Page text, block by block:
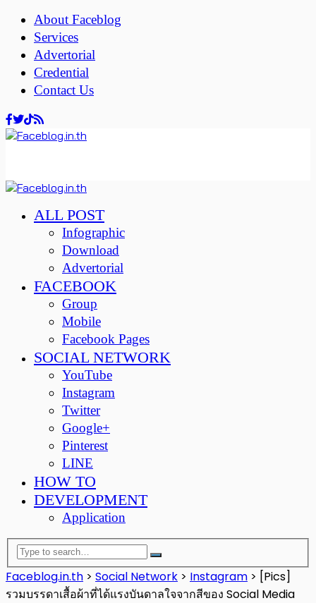
About Faceblog
Services
Advertorial
Credential
Contact Us
ALL POST
Infographic
Download
Advertorial
FACEBOOK
Group
Mobile
Facebook Pages
SOCIAL NETWORK
YouTube
Instagram
Twitter
Google+
Pinterest
LINE
HOW TO
DEVELOPMENT
Application
Faceblog.in.th > Social Network > Instagram > [Pics]
รวมบรรดาเสื้อผ้าที่ได้แรงบันดาลใจจากสีของ Social Media